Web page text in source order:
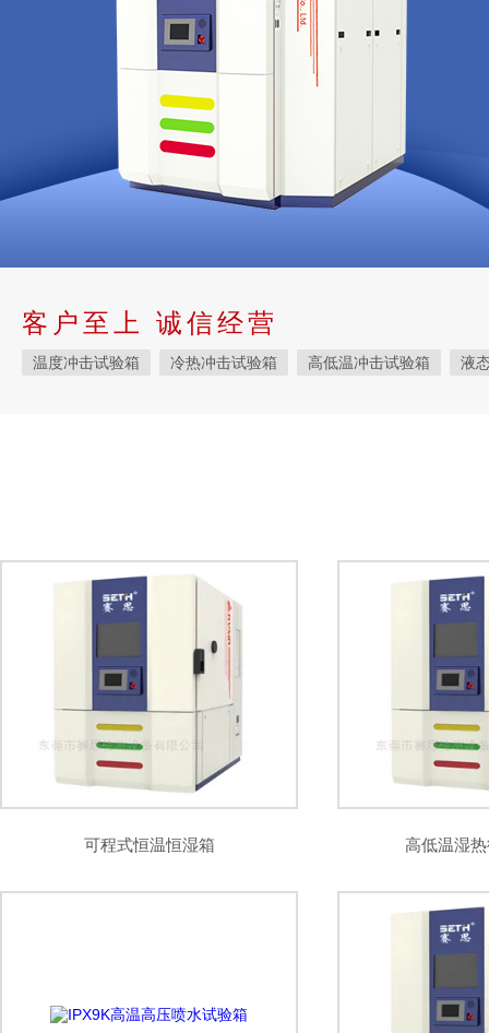
客户至上 诚信经营
温度冲击试验箱 冷热冲击试验箱 高低温冲击试验箱 液
自然恒温对流试验箱 自动化产线高低温试验箱 温湿度光照
新能源专用设备 PCT高压加速老化试验机 维修进口试验箱
试验机
可程式恒温恒湿箱 高低温湿